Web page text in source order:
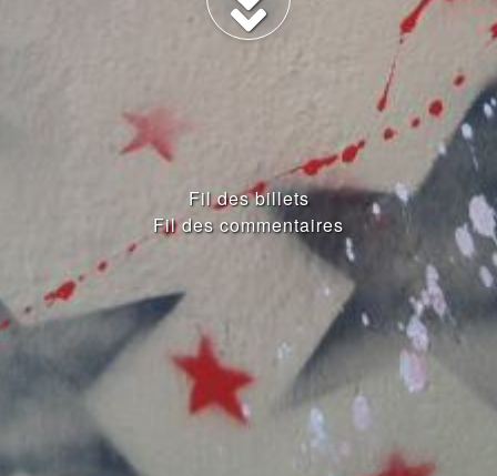
Fil des billets
Fil des commentaires